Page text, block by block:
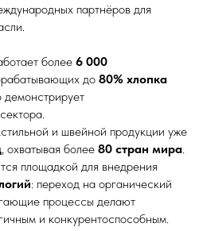
партнёров для
более 6 000
до 80% хлопка
демонстрирует
и швейной продукции уже
, охватывая более 80 стран мира
площадкой для внедрения
: переход на органический
процессы делают
и конкурентоспособным.